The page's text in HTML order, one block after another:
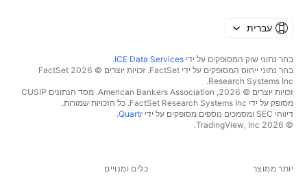
עברית
בחר נתוני שוק המסופקים על ידי ICE Data Services
.
בחר נתוני ייחוס המסופקים על ידי FactSet. זכויות יוצרים © 2026 ‏FactSet
Research Systems Inc.‏
זכויות יוצרים © 2026, ‏American Bankers Association. מסד הנתונים CUSIP
מסופק על ידי FactSet Research Systems Inc. כל הזכויות שמורות.
דיווחי SEC ומסמכים נוספים מסופקים על ידי
Quartr
.
© 2026 ‏TradingView, Inc.‏
יותר ממוצר כלים ומנויים